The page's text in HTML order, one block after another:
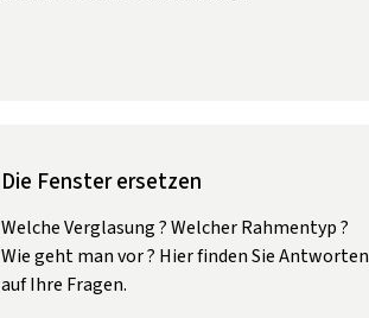
Die Fenster ersetzen
Welche Verglasung ? Welcher Rahmentyp ?
Wie geht man vor ? Hier finden Sie Antworten
auf Ihre Fragen.